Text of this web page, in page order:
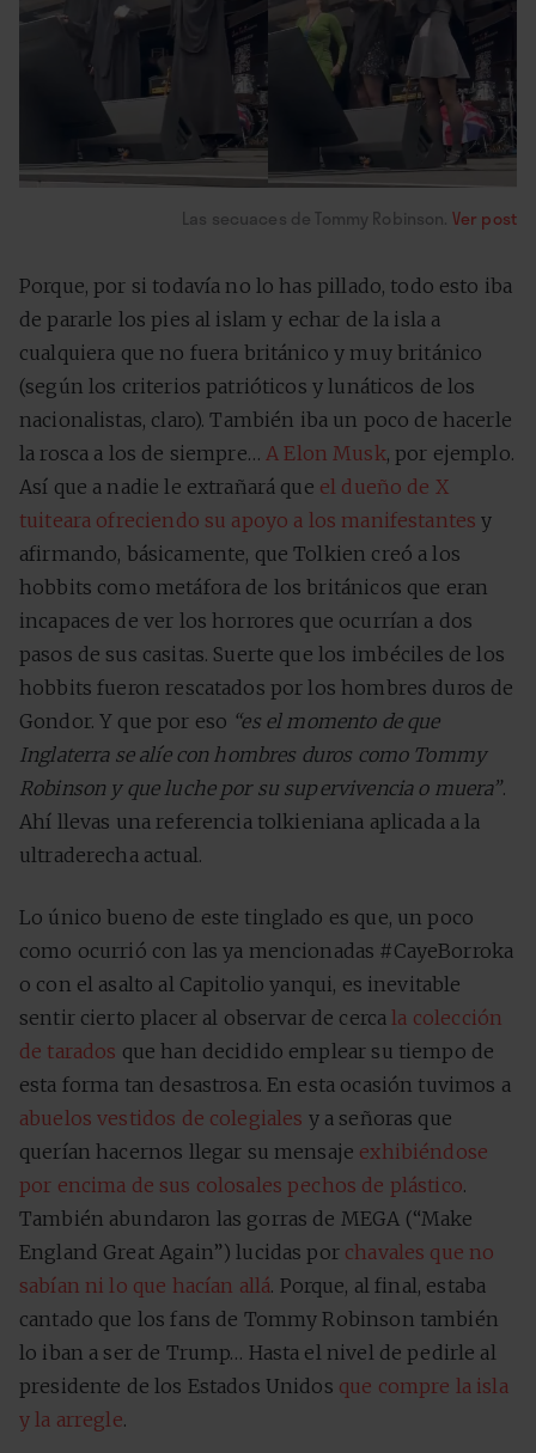
Las secuaces de Tommy Robinson. Ver post
Porque, por si todavía no lo has pillado, todo esto iba
de pararle los pies al islam y echar de la isla a
cualquiera que no fuera británico y muy británico
(según los criterios patrióticos y lunáticos de los
nacionalistas, claro). También iba un poco de hacerle
la rosca a los de siempre… A Elon Musk, por ejemplo.
Así que a nadie le extrañará que el dueño de X
tuiteara ofreciendo su apoyo a los manifestantes y
afirmando, básicamente, que Tolkien creó a los
hobbits como metáfora de los británicos que eran
incapaces de ver los horrores que ocurrían a dos
pasos de sus casitas. Suerte que los imbéciles de los
hobbits fueron rescatados por los hombres duros de
Gondor. Y que por eso “es el momento de que
Inglaterra se alíe con hombres duros como Tommy
Robinson y que luche por su supervivencia o muera”.
Ahí llevas una referencia tolkieniana aplicada a la
ultraderecha actual.
Lo único bueno de este tinglado es que, un poco
como ocurrió con las ya mencionadas #CayeBorroka
o con el asalto al Capitolio yanqui, es inevitable
sentir cierto placer al observar de cerca la colección
de tarados que han decidido emplear su tiempo de
esta forma tan desastrosa. En esta ocasión tuvimos a
abuelos vestidos de colegiales y a señoras que
querían hacernos llegar su mensaje exhibiéndose
por encima de sus colosales pechos de plástico.
También abundaron las gorras de MEGA (“Make
England Great Again”) lucidas por chavales que no
sabían ni lo que hacían allá. Porque, al final, estaba
cantado que los fans de Tommy Robinson también
lo iban a ser de Trump… Hasta el nivel de pedirle al
presidente de los Estados Unidos que compre la isla
y la arregle.